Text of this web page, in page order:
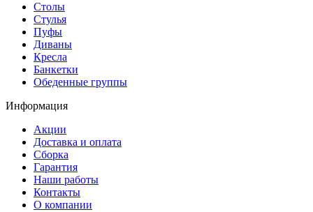
Столы
Стулья
Пуфы
Диваны
Кресла
Банкетки
Обеденные группы
Информация
Акции
Доставка и оплата
Сборка
Гарантия
Наши работы
Контакты
О компании